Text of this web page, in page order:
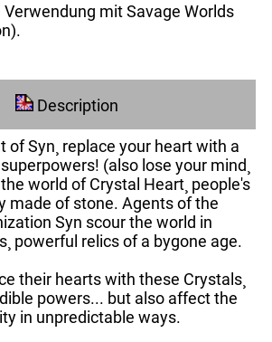
mit Savage Worlds
Description
of Syn¸ replace your heart with a
(also lose your mind¸
world of Crystal Heart¸ people's
made of stone. Agents of the
Syn scour the world in
powerful relics of a bygone age.
their hearts with these Crystals¸
powers... but also affect the
in unpredictable ways.